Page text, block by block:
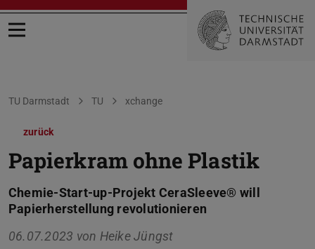
Menü öffnen
Sie befinden sich hier:
TU Darmstadt TU xchange
zurück
Papierkram ohne Plastik
Chemie-Start-up-Projekt CeraSleeve® will
Papierherstellung revolutionieren
06.07.2023 von Heike Jüngst